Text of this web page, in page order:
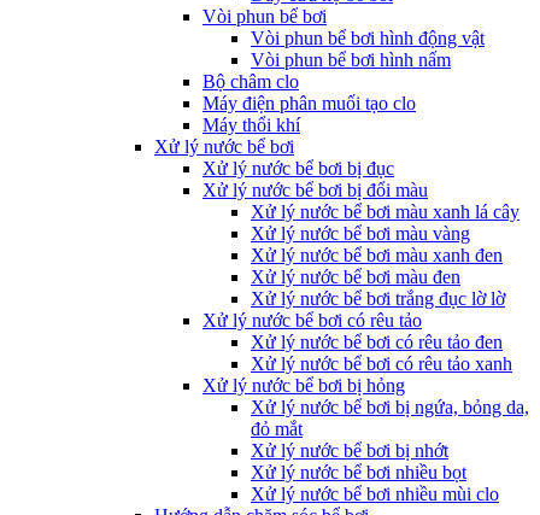
Vòi phun bể bơi
Vòi phun bể bơi hình động vật
Vòi phun bể bơi hình nấm
Bộ châm clo
Máy điện phân muối tạo clo
Máy thổi khí
Xử lý nước bể bơi
Xử lý nước bể bơi bị đục
Xử lý nước bể bơi bị đổi màu
Xử lý nước bể bơi màu xanh lá cây
Xử lý nước bể bơi màu vàng
Xử lý nước bể bơi màu xanh đen
Xử lý nước bể bơi màu đen
Xử lý nước bể bơi trắng đục lờ lờ
Xử lý nước bể bơi có rêu tảo
Xử lý nước bể bơi có rêu tảo đen
Xử lý nước bể bơi có rêu tảo xanh
Xử lý nước bể bơi bị hỏng
Xử lý nước bể bơi bị ngứa, bỏng da,
đỏ mắt
Xử lý nước bể bơi bị nhớt
Xử lý nước bể bơi nhiều bọt
Xử lý nước bể bơi nhiều mùi clo